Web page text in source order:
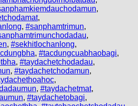
,
,
, #sanphamtrimun,
,
, #sekhitlochanlong,
, #tacdungcuabhaobagi,
, #taydachetchodadau,
, #taydachetchodamun,
,
, #taydachetmat,
, #taydachetobagi,